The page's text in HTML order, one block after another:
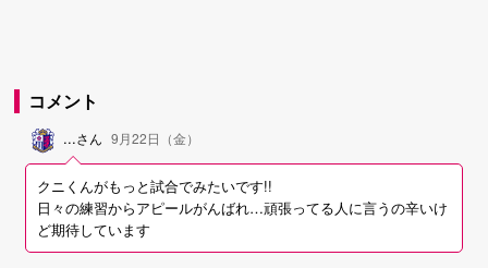
コメント
...さん 9月22日（金）
クニくんがもっと試合でみたいです!!
日々の練習からアピールがんばれ…頑張ってる人に言うの辛いけ
ど期待しています